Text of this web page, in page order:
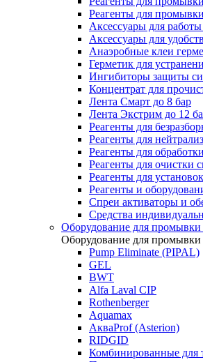
Реагенты для
Аксессуары для
Аксессуары для
Анаэробные клеи
Герметик для
Ингибиторы защиты
Концентрат для
Лента Смарт до 8 бар
Лента Экстрим до 12
Реагенты для
Реагенты для
Реагенты для
Реагенты для очистки
Реагенты для
Реагенты и
Спреи активаторы и
Средства
Оборудование для промывки
Оборудование для промывки
Pump Eliminate (PIPAL)
GEL
BWT
Alfa Laval CIP
Rothenberger
Aquamax
АкваProf (Asterion)
RIDGID
Комбинированные для